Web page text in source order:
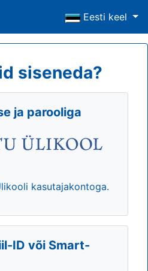
Eesti keel
siseneda?
ja parooliga
kasutajakontoga.
ID või Smart-